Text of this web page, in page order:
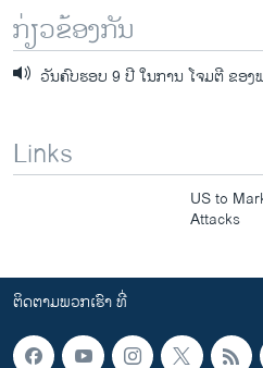
ກ່ຽວຂ້ອງກັນ
ວັນຄົບຮອບ 9 ປີ ໃນການ ໂຈມຕີ ຂອງ
Links
US to
Attacks
ຕິດຕາມພວກເຮົາ ທີ່